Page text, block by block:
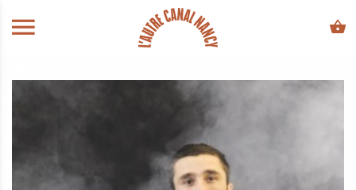
ALLER AU CONTENU PRINCIPAL